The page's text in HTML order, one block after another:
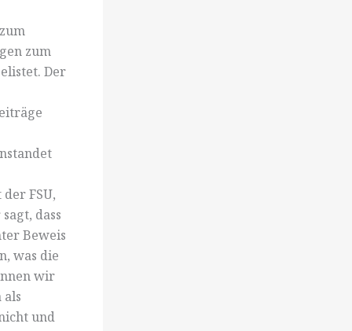
zum
Der
FSU,
dass
Beweis
was die
wir
als
und